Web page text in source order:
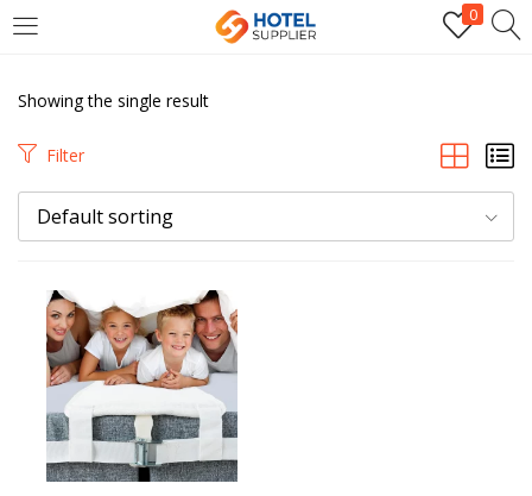
0
Enter your username and password to login.
Remember me
Showing the single result
Filter
Default sorting